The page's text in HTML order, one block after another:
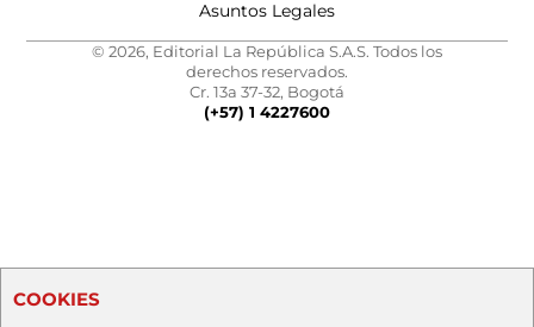
Asuntos Legales
© 2026, Editorial La República S.A.S. Todos los
derechos reservados.
Cr. 13a 37-32, Bogotá
(+57) 1 4227600
COOKIES